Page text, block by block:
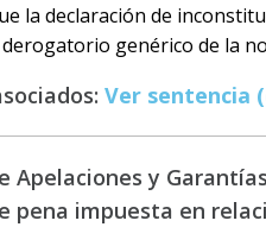
la declaración de
genérico de la
Ver sentencia
Apelaciones y
pena impuesta en